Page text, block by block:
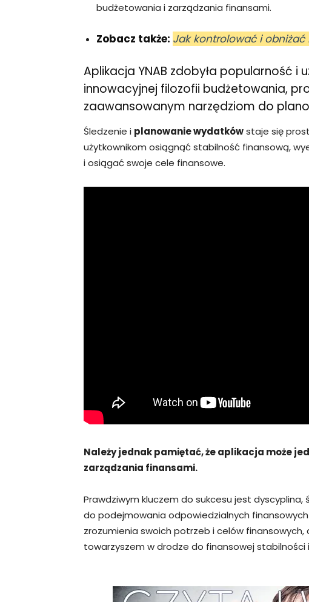
budżetowania i zarządzania finansami.
Zobacz także: Jak kontrolować i
Aplikacja YNAB zdobyła popularność i
innowacyjnej filozofii budżetowania,
zaawansowanym narzędziom do
Śledzenie i planowanie wydatkówstaje się
użytkownikom osiągnąć stabilność finansową,
i osiągać swoje cele finansowe.
Należy jednak pamiętać, że aplikacja może
zarządzania finansami.
Prawdziwym kluczem do sukcesu jest
do podejmowania odpowiedzialnych
zrozumienia swoich potrzeb i celów finansowych,
towarzyszem w drodze do finansowej stabilności